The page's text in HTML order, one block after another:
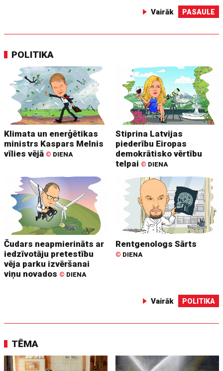
Vairāk PASAULE
POLITIKA
Klimata un enerģētikas
ministrs Kaspars Melnis
vīlies vējā © DIENA
Stiprina Latvijas
piederību Eiropas
demokrātisko vērtību
telpai © DIENA
Čudars neapmierināts ar
iedzīvotāju pretestību
vēja parku izvēršanai
viņu novados © DIENA
Rentgenologs Sārts
© DIENA
Vairāk POLITIKA
TĒMA